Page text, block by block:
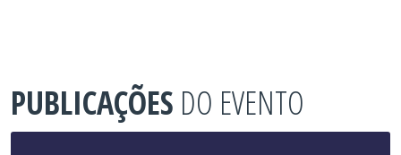
PUBLICAÇÕES DO EVENTO